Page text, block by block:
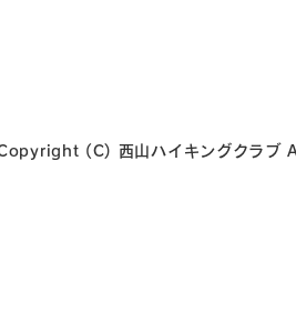
(C) 西山ハイキングクラブ